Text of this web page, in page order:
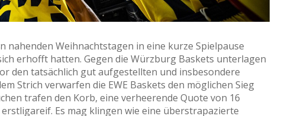
nahenden Weihnachtstagen in eine kurze Spielpause
erhofft hatten. Gegen die Würzburg Baskets unterlagen
den tatsächlich gut aufgestellten und insbesondere
Strich verwarfen die EWE Baskets den möglichen Sieg
trafen den Korb, eine verheerende Quote von 16
Es mag klingen wie eine überstrapazierte